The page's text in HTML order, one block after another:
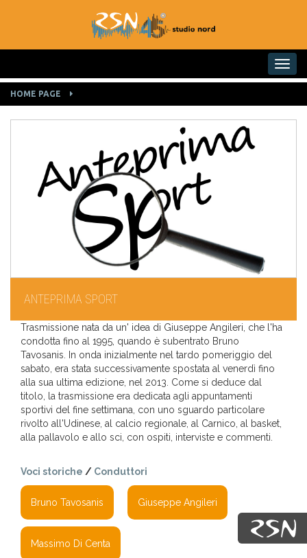
Toggle
HOME PAGE
ANTEPRIMA SPORT
Trasmissione nata da un' idea di Giuseppe Angileri, che l'ha
condotta fino al 1995, quando è subentrato Bruno
Tavosanis. In onda inizialmente nel tardo pomeriggio del
sabato, era stata successivamente spostata al venerdì fino
alla sua ultima edizione, nel 2013. Come si deduce dal
titolo, la trasmissione era dedicata agli appuntamenti
sportivi del fine settimana, con uno sguardo particolare
rivolto all'Udinese, al calcio regionale, al Carnico, al basket,
alla pallavolo e allo sci, con ospiti, interviste e commenti.
Voci storiche / Conduttori
Bruno Tavosanis Giuseppe Angileri
Massimo Di Centa